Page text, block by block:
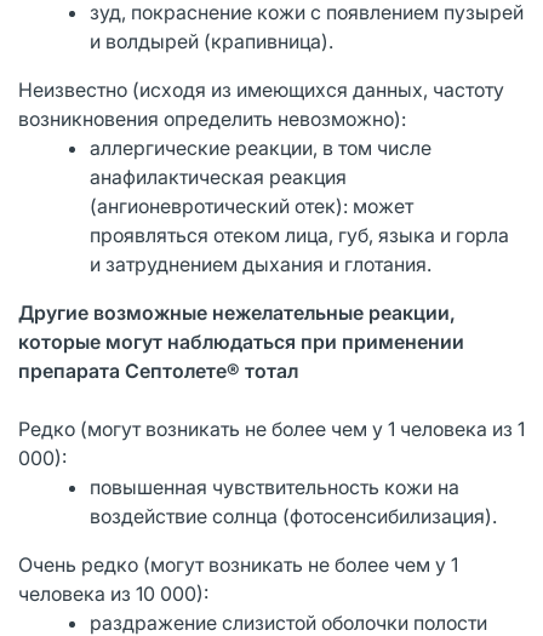
зуд, покраснение кожи с появлением пузырей
и волдырей (крапивница).
Неизвестно (исходя из имеющихся данных, частоту
возникновения определить невозможно):
аллергические реакции, в том числе
анафилактическая реакция
(ангионевротический отек): может
проявляться отеком лица, губ, языка и горла
и затруднением дыхания и глотания.
Другие возможные нежелательные реакции,
которые могут наблюдаться при применении
препарата Септолете® тотал
Редко (могут возникать не более чем у 1 человека из 1
000):
повышенная чувствительность кожи на
воздействие солнца (фотосенсибилизация).
Очень редко (могут возникать не более чем у 1
человека из 10 000):
раздражение слизистой оболочки полости